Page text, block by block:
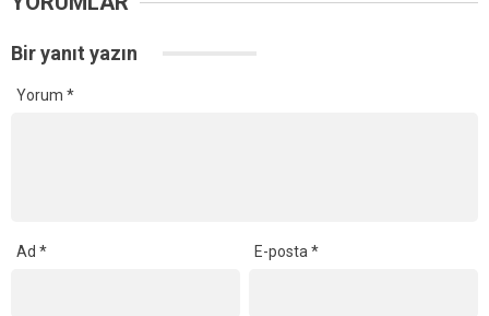
Bir yanıt yazın
Yorum *
Ad * E-posta*